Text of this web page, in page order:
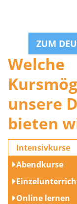
ZUM
Welche
unsere
bieten
Intensivkurse
Abendkurse
Online lernen